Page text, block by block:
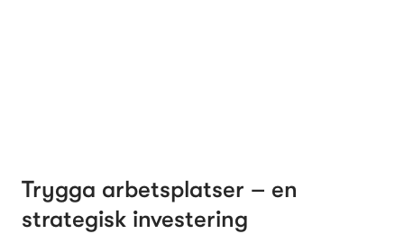
Trygga arbetsplatser – en
strategisk investering